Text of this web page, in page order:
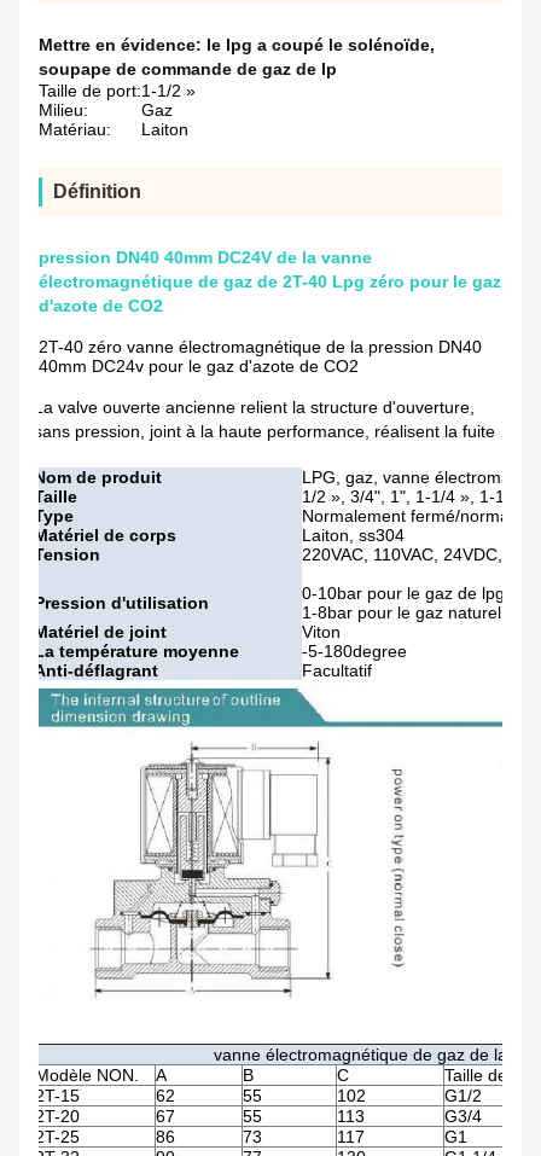
Mettre en évidence: le lpg a coupé le solénoïde,
soupape de commande de gaz de lp
Taille de port:1-1/2 »
Milieu:
Gaz
Matériau:
Laiton
Définition
pression DN40 40mm DC24V de la vanne
électromagnétique de gaz de 2T-40 Lpg zéro pour le gaz
d'azote de CO2
2T-40 zéro vanne électromagnétique de la pression DN40
40mm DC24v pour le gaz d'azote de CO2
La valve ouverte ancienne relient la structure d'ouverture,
sans pression, joint à la haute performance, réalisent la fuite
Nom de produit
LPG, gaz, vanne
Taille
1/2 », 3/4", 1", 1-1/4 », 1-1/2
Type
Normalement fermé/
Matériel de corps
Laiton, ss304
Tension
220VAC, 110VAC, 24VDC,
Pression d'utilisation
0-10bar pour le gaz de lpg
1-8bar pour le gaz naturel
Matériel de joint
Viton
La température moyenne
-5-180degree
Anti-déflagrant
Facultatif
vanne électromagnétique de gaz de la
Modèle NON.
A B C
Taille de port
2T-15
62 55 102
G1/2
2T-20
67 55 113
G3/4
2T-25
86 73 117
G1